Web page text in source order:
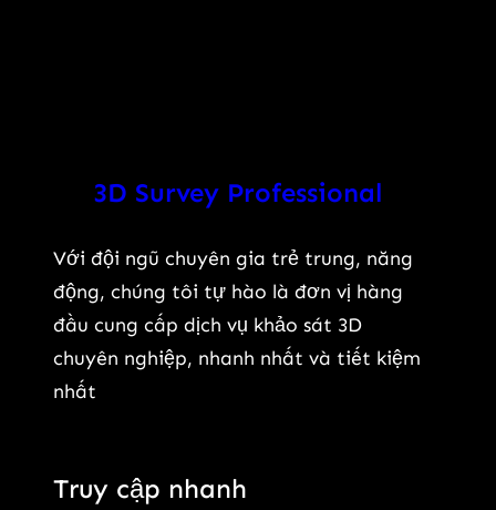
3D Survey Professional
Với đội ngũ chuyên gia trẻ trung, năng
động, chúng tôi tự hào là đơn vị hàng
đầu cung cấp dịch vụ khảo sát 3D
chuyên nghiệp, nhanh nhất và tiết kiệm
nhất
Truy cập nhanh